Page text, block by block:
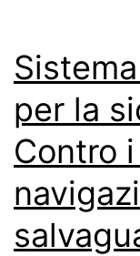
per la
Contro